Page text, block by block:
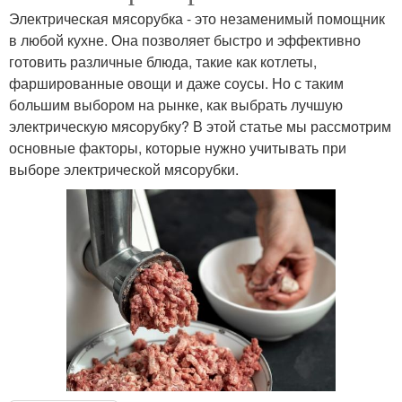
Электрическая мясорубка - это незаменимый помощник
в любой кухне. Она позволяет быстро и эффективно
готовить различные блюда, такие как котлеты,
фаршированные овощи и даже соусы. Но с таким
большим выбором на рынке, как выбрать лучшую
электрическую мясорубку? В этой статье мы рассмотрим
основные факторы, которые нужно учитывать при
выборе электрической мясорубки.